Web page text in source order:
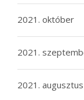
2021. október
2021.
2021. augusztus